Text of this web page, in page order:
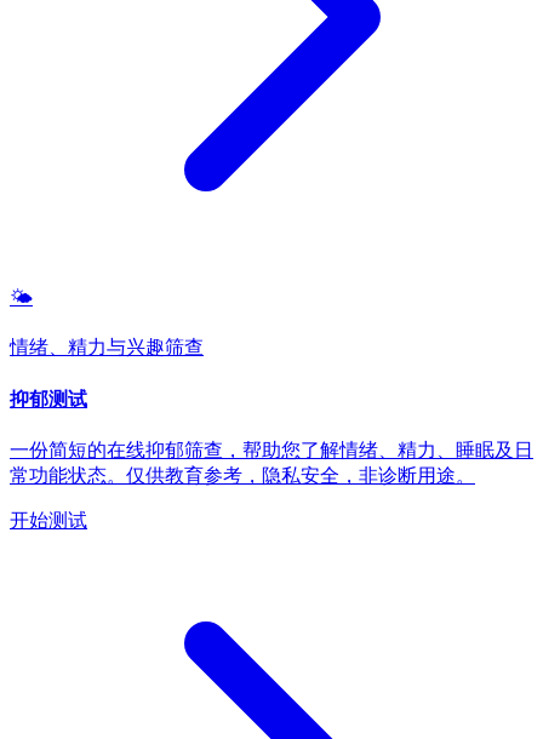
🌤️
情绪、精力与兴趣筛查
抑郁测试
一份简短的在线抑郁筛查，帮助您了解情绪、精力、睡眠及日
常功能状态。仅供教育参考，隐私安全，非诊断用途。
开始测试